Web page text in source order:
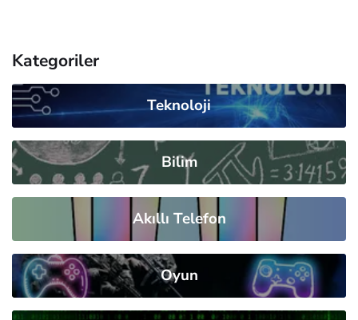
Kategoriler
Teknoloji
Bilim
Akıllı Telefon
Oyun